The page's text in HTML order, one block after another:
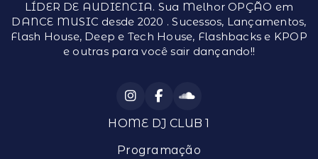
LÍDER DE AUDIENCIA. Sua Melhor OPÇÃO em
DANCE MUSIC desde 2020 . Sucessos, Lançamentos,
Flash House, Deep e Tech House, Flashbacks e KPOP
e outras para você sair dançando!!
HOME DJ CLUB 1
Programação